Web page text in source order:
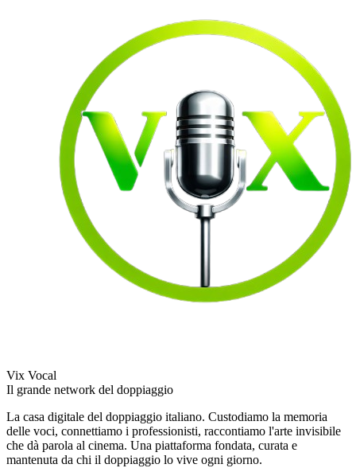
Vix Vocal
Il grande network del doppiaggio
La casa digitale del doppiaggio italiano. Custodiamo la memoria
delle voci, connettiamo i professionisti, raccontiamo l'arte invisibile
che dà parola al cinema. Una piattaforma fondata, curata e
mantenuta da chi il doppiaggio lo vive ogni giorno.